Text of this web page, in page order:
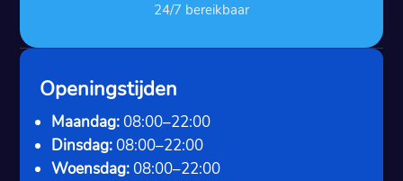
24/7 bereikbaar
Openingstijden
Maandag: 08:00–22:00
Dinsdag: 08:00–22:00
Woensdag: 08:00–22:00